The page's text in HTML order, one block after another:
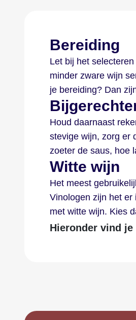
Bereiding
Let bij het
minder zware wijn
je bereiding? Dan
Houd daarnaast
stevige wijn, zorg er
zoeter de saus, hoe
Witte wijn
Het meest
Vinologen zijn het er
met witte wijn. Kies
Hieronder vind